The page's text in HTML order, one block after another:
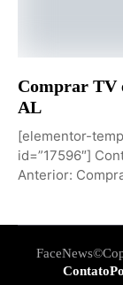
Comprar TV
AL
[elementor-
id=”17596″]
Anterior:
Contato